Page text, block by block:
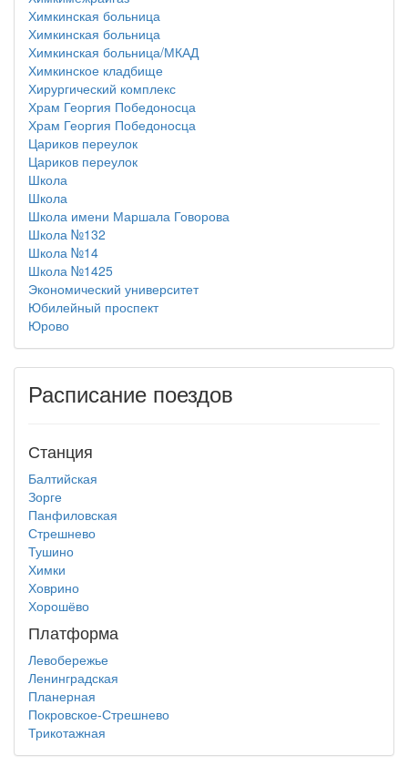
Химкинская больница
Химкинская больница
Химкинская больница/МКАД
Химкинское кладбище
Хирургический комплекс
Храм Георгия Победоносца
Храм Георгия Победоносца
Цариков переулок
Цариков переулок
Школа
Школа
Школа имени Маршала Говорова
Школа №132
Школа №14
Школа №1425
Экономический университет
Юбилейный проспект
Юрово
Расписание поездов
Станция
Балтийская
Зорге
Панфиловская
Стрешнево
Тушино
Химки
Ховрино
Хорошёво
Платформа
Левобережье
Ленинградская
Планерная
Покровское-Стрешнево
Трикотажная